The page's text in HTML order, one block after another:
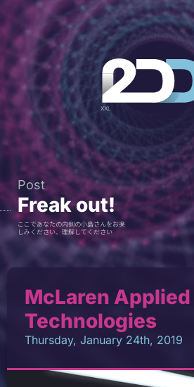
Post
Freak out!
ここであなたの内側の小島さんをお楽
しみください、理解してください
McLaren Applied
Technologies
Thursday, January 24th, 2019